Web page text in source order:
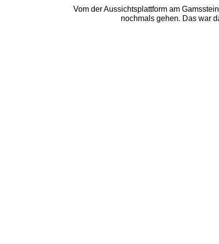
Vom der Aussichtsplattform am
nochmals gehen. Das war